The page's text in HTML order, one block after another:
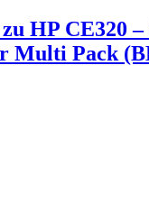
HP CE320 –
Multi Pack